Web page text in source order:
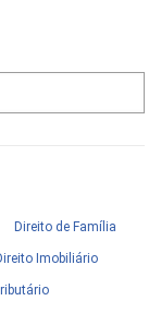
Direito de Família
Imobiliário